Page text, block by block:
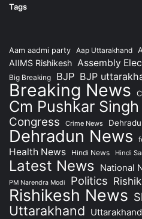
Tags
Aam aadmi party Aap Uttarakhand
AIIMS Rishikesh Assembly
Big Breaking BJP BJP
Breaking News
Cm Pushkar
Congress Crime News
Dehradun News
Health News Hindi News Hindi
Latest News National
PM Narendra Modi Politics
Rishikesh News
Uttarakhand